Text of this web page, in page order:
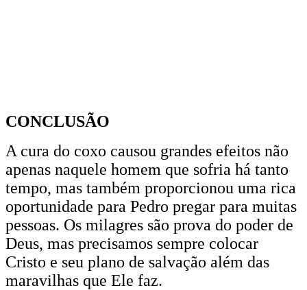
CONCLUSÃO
A cura do coxo causou grandes efeitos não
apenas naquele homem que sofria há tanto
tempo, mas também proporcionou uma rica
oportunidade para Pedro pregar para muitas
pessoas. Os milagres são prova do poder de
Deus, mas precisamos sempre colocar
Cristo e seu plano de salvação além das
maravilhas que Ele faz.